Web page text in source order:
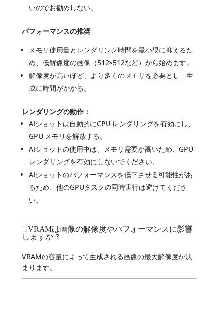
いのでお勧めしない。
パフォーマンスの推奨
メモリ使用量とレンダリング時間を最小限に抑えるた
め、低解像度の画像（512×512など）から始めます。
解像度が高いほど、より多くのメモリを必要とし、生
成に時間がかかる。
レンダリングの動作：
AIショットは自動的にCPU レンダリングを有効にし、
GPU メモリを解放する。
AIショットの使用中は、メモリ需要が高いため、GPU
レンダリングを有効にしないでください。
AIショットのパフォーマンスを低下させる可能性があ
るため、他のGPUタスクの同時実行は避けてくださ
い。
VRAMは画像の解像度やパフォーマンスに影響
しますか？
VRAMの容量によって生成される画像の最大解像度が決
まります。